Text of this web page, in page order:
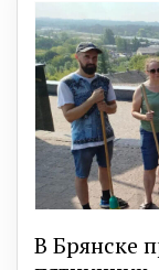
В Брянске